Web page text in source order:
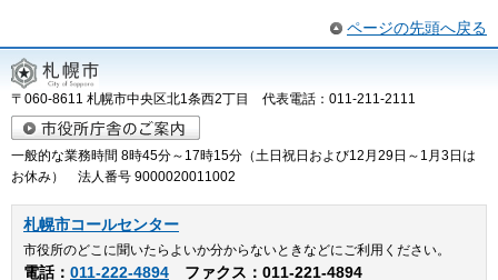
ページの先頭へ戻る
〒060-8611 札幌市中央区北1条西2丁目 代表電話：011-211-2111
一般的な業務時間 8時45分～17時15分（土日祝日および12月29日～1月3日は
お休み） 法人番号 9000020011002
札幌市コールセンター
市役所のどこに聞いたらよいか分からないときなどにご利用ください。
電話： 011-222-4894 ファクス：011-221-4894